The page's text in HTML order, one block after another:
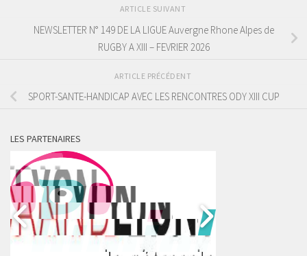
ARTICLE SUIVANT
NEWSLETTER N° 149 DE LA LIGUE Auvergne Rhone Alpes de
RUGBY A XIII – FEVRIER 2026
ARTICLE PRÉCÉDENT
SPORT-SANTE-HANDICAP AVEC LES RENCONTRES ODY XIII CUP
LES PARTENAIRES